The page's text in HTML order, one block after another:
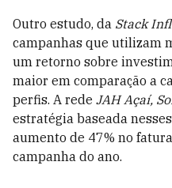
Outro estudo, da Stack
campanhas que utilizam
um retorno sobre
maior em comparação a
perfis. A rede JAH Açaí,
estratégia baseada
aumento de 47% no
campanha do ano.